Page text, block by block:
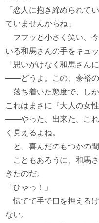
「恋人に抱き締められて
ていませんからね」
フフッと小さく笑い、
いる和馬さんの手をキュッ
「思いがけなく和馬さん
――どうよ。この、余裕の
落ち着いた態度で、しか
これはまさに『大人の女
――やった、出来た。これ
く見えるよね。
と、喜んだのもつかの間
こともあろうに、和馬
きたのだ。
「ひゃっ！」
慌てて手で口を押える
ない。